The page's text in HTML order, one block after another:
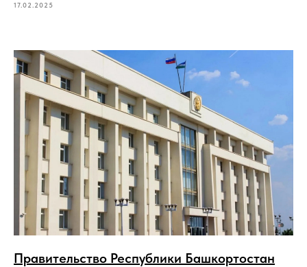
17.02.2025
Правительство Республики Башкортостан